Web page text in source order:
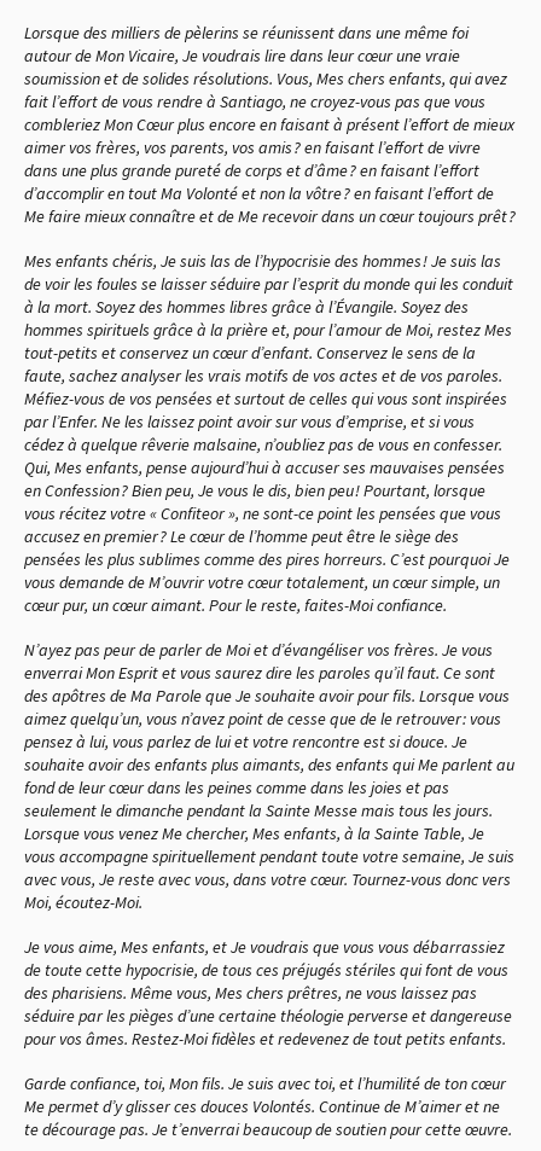
Lorsque des milliers de pèlerins se réunissent dans une même foi
autour de Mon Vicaire, Je voudrais lire dans leur cœur une vraie
soumission et de solides résolutions. Vous, Mes chers enfants, qui avez
fait l’effort de vous rendre à Santiago, ne croyez-vous pas que vous
combleriez Mon Cœur plus encore en faisant à présent l’effort de mieux
aimer vos frères, vos parents, vos amis ? en faisant l’effort de vivre
dans une plus grande pureté de corps et d’âme ? en faisant l’effort
d’accomplir en tout Ma Volonté et non la vôtre ? en faisant l’effort de
Me faire mieux connaître et de Me recevoir dans un cœur toujours prêt ?
Mes enfants chéris, Je suis las de l’hypocrisie des hommes ! Je suis las
de voir les foules se laisser séduire par l’esprit du monde qui les conduit
à la mort. Soyez des hommes libres grâce à l’Évangile. Soyez des
hommes spirituels grâce à la prière et, pour l’amour de Moi, restez Mes
tout-petits et conservez un cœur d’enfant. Conservez le sens de la
faute, sachez analyser les vrais motifs de vos actes et de vos paroles.
Méfiez-vous de vos pensées et surtout de celles qui vous sont inspirées
par l’Enfer. Ne les laissez point avoir sur vous d’emprise, et si vous
cédez à quelque rêverie malsaine, n’oubliez pas de vous en confesser.
Qui, Mes enfants, pense aujourd’hui à accuser ses mauvaises pensées
en Confession ? Bien peu, Je vous le dis, bien peu ! Pourtant, lorsque
vous récitez votre « Confiteor », ne sont-ce point les pensées que vous
accusez en premier ? Le cœur de l’homme peut être le siège des
pensées les plus sublimes comme des pires horreurs. C’est pourquoi Je
vous demande de M’ouvrir votre cœur totalement, un cœur simple, un
cœur pur, un cœur aimant. Pour le reste, faites-Moi confiance.
N’ayez pas peur de parler de Moi et d’évangéliser vos frères. Je vous
enverrai Mon Esprit et vous saurez dire les paroles qu’il faut. Ce sont
des apôtres de Ma Parole que Je souhaite avoir pour fils. Lorsque vous
aimez quelqu’un, vous n’avez point de cesse que de le retrouver : vous
pensez à lui, vous parlez de lui et votre rencontre est si douce. Je
souhaite avoir des enfants plus aimants, des enfants qui Me parlent au
fond de leur cœur dans les peines comme dans les joies et pas
seulement le dimanche pendant la Sainte Messe mais tous les jours.
Lorsque vous venez Me chercher, Mes enfants, à la Sainte Table, Je
vous accompagne spirituellement pendant toute votre semaine, Je suis
avec vous, Je reste avec vous, dans votre cœur. Tournez-vous donc vers
Moi, écoutez-Moi.
Je vous aime, Mes enfants, et Je voudrais que vous vous débarrassiez
de toute cette hypocrisie, de tous ces préjugés stériles qui font de vous
des pharisiens. Même vous, Mes chers prêtres, ne vous laissez pas
séduire par les pièges d’une certaine théologie perverse et dangereuse
pour vos âmes. Restez-Moi fidèles et redevenez de tout petits enfants.
Garde confiance, toi, Mon fils. Je suis avec toi, et l’humilité de ton cœur
Me permet d’y glisser ces douces Volontés. Continue de M’aimer et ne
te décourage pas. Je t’enverrai beaucoup de soutien pour cette œuvre.